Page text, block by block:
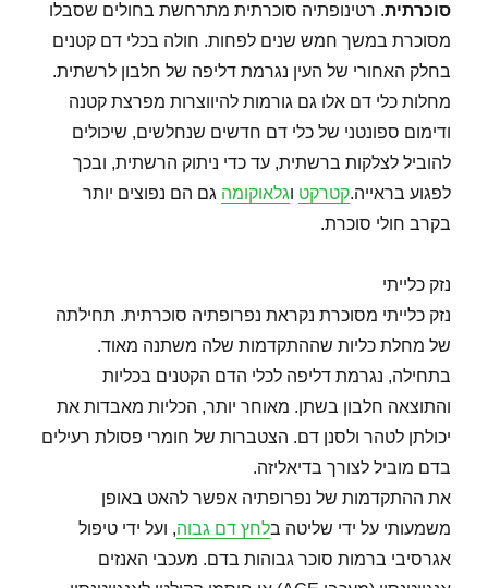
סוכרתית. רטינופתיה סוכרתית מתרחשת בחולים שסבלו
מסוכרת במשך חמש שנים לפחות. חולה בכלי דם קטנים
בחלק האחורי של העין נגרמת דליפה של חלבון לרשתית.
מחלות כלי דם אלו גם גורמות להיווצרות מפרצת קטנה
ודימום ספונטני של כלי דם חדשים שנחלשים, שיכולים
להוביל לצלקות ברשתית, עד כדי ניתוק הרשתית, ובכך
לפגוע בראייה.קטרקט וגלאוקומה גם הם נפוצים יותר
בקרב חולי סוכרת.
נזק כלייתי
נזק כלייתי מסוכרת נקראת נפרופתיה סוכרתית. תחילתה
של מחלת כליות שההתקדמות שלה משתנה מאוד.
בתחילה, נגרמת דליפה לכלי הדם הקטנים בכליות
והתוצאה חלבון בשתן. מאוחר יותר, הכליות מאבדות את
יכולתן לטהר ולסנן דם. הצטברות של חומרי פסולת רעילים
בדם מוביל לצורך בדיאליזה.
את ההתקדמות של נפרופתיה אפשר להאט באופן
משמעותי על ידי שליטה בלחץ דם גבוה, ועל ידי טיפול
אגרסיבי ברמות סוכר גבוהות בדם. מעכבי האנזים